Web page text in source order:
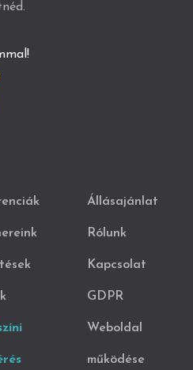
Állásajánlat
Rólunk
Kapcsolat
GDPR
Weboldal
működése